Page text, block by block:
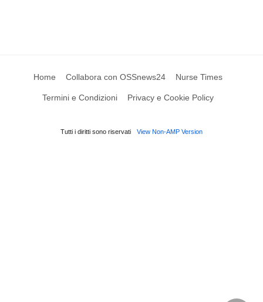
Home Collabora con OSSnews24 Nurse Times
Termini e Condizioni Privacy e Cookie Policy
Tutti i diritti sono riservati View Non-AMP Version